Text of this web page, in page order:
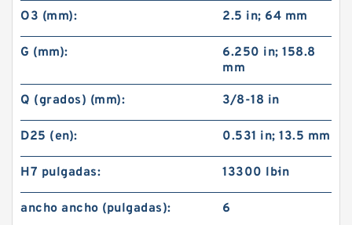
42VC1200 104686 Eaton Airflex sin embragues
y frenos de bloqueo axial
O3 (mm): 2.5 in; 64 mm
G (mm):
6.250 in; 158.8
mm
Q (grados) (mm): 3/8-18 in
D25 (en): 0.531 in; 13.5 mm
H7 pulgadas: 13300 lb·in
ancho ancho (pulgadas): 6